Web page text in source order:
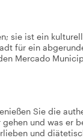
sie ist ein
für ein
Mercado
Sie die
und was er
und